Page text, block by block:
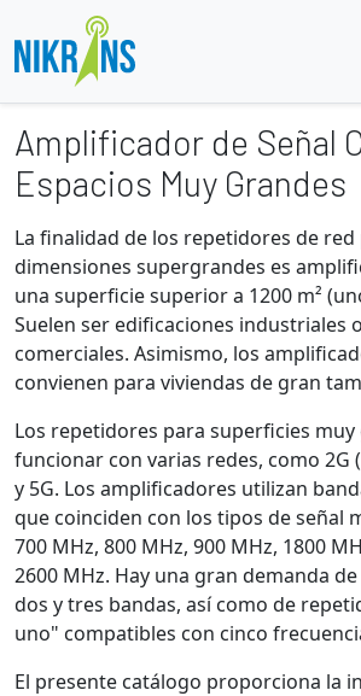
Amplificador de Señal
Espacios Muy Grandes
La finalidad de los repetidores de red
dimensiones supergrandes es
una superficie superior a 1200 m²
Suelen ser edificaciones industriales
comerciales. Asimismo, los
convienen para viviendas de gran
Los repetidores para superficies
funcionar con varias redes, como 2G
y 5G. Los amplificadores utilizan
que coinciden con los tipos de señal
700 MHz, 800 MHz, 900 MHz, 1800
2600 MHz. Hay una gran demanda
dos y tres bandas, así como de
uno" compatibles con cinco
El presente catálogo proporciona la